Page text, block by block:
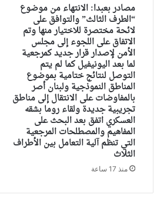
مصادر بعبدا: الانتهاء من موضوع
“الطرف الثالث” والتوافق على
لائحة مختصرة للاختيار منها وتم
الاتفاق على اللجوء إلى مجلس
الأمن لإصدار قرار جديد كمرجعية
لما بعد اليونيفيل كما لم يتم
التوصل لنتائج ختامية بموضوع
المناطق النموذجية ولبنان أصر
بالمفاوضات على الانتقال إلى مناطق
تجريبية جديدة ولقاء روما بشقه
العسكري اتفق بعد البحث على
المفاهيم والمصطلحات المرجعية
التي تنظم آلية التعامل بين الأطراف
الثلاث
منذ 17 ساعة